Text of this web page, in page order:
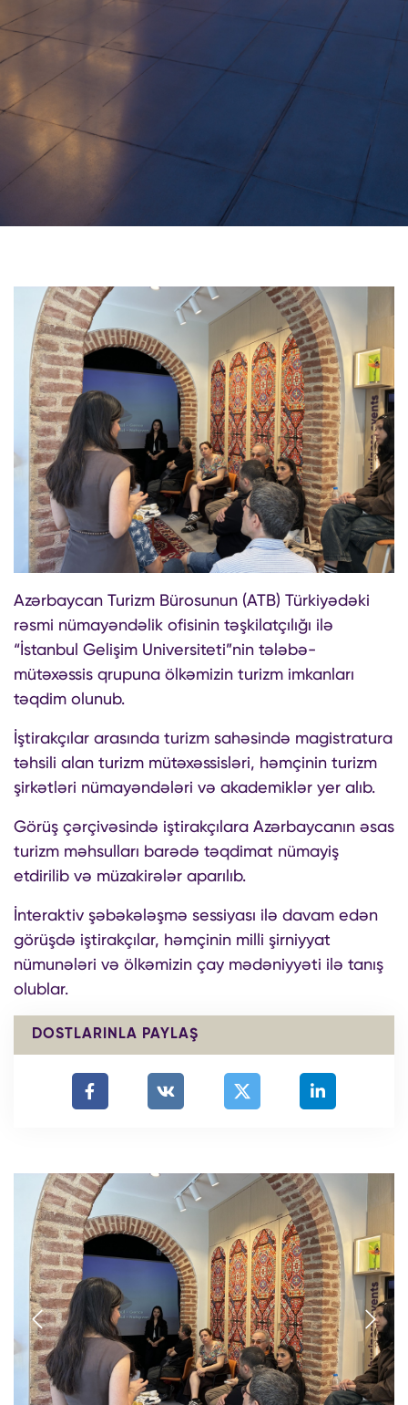
Azərbaycan Turizm Bürosunun (ATB) Türkiyədəki
rəsmi nümayəndəlik ofisinin təşkilatçılığı ilə
“İstanbul Gelişim Universiteti”nin tələbə-
mütəxəssis qrupuna ölkəmizin turizm imkanları
təqdim olunub.
İştirakçılar arasında turizm sahəsində magistratura
təhsili alan turizm mütəxəssisləri, həmçinin turizm
şirkətləri nümayəndələri və akademiklər yer alıb.
Görüş çərçivəsində iştirakçılara Azərbaycanın əsas
turizm məhsulları barədə təqdimat nümayiş
etdirilib və müzakirələr aparılıb.
İnteraktiv şəbəkələşmə sessiyası ilə davam edən
görüşdə iştirakçılar, həmçinin milli şirniyyat
nümunələri və ölkəmizin çay mədəniyyəti ilə tanış
olublar.
DOSTLARINLA PAYLAŞ